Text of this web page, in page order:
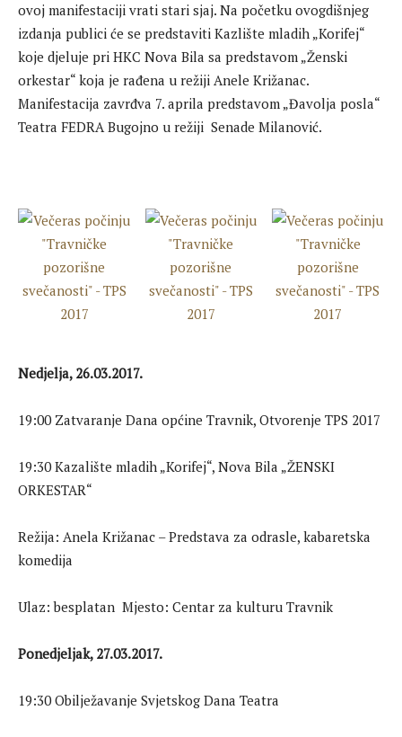
ovoj manifestaciji vrati stari sjaj. Na početku ovogdišnjeg
izdanja publici će se predstaviti Kazlište mladih „Korifej“
koje djeluje pri HKC Nova Bila sa predstavom „Ženski
orkestar“ koja je rađena u režiji Anele Križanac.
Manifestacija zavrđva 7. aprila predstavom „Đavolja posla“
Teatra FEDRA Bugojno u režiji Senade Milanović.
Nedjelja, 26.03.2017.
19:00 Zatvaranje Dana općine Travnik, Otvorenje TPS 2017
19:30 Kazalište mladih „Korifej“, Nova Bila „ŽENSKI
ORKESTAR“
Režija: Anela Križanac – Predstava za odrasle, kabaretska
komedija
Ulaz: besplatan Mjesto: Centar za kulturu Travnik
Ponedjeljak, 27.03.2017.
19:30 Obilježavanje Svjetskog Dana Teatra